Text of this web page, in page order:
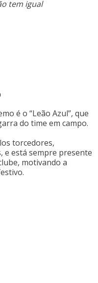
tem igual
é o “Leão Azul”, que
do time em campo.
torcedores,
e está sempre presente
motivando a